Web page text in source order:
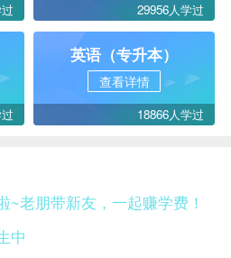
29956人学过
英语（专升本）
查看详情
18866人学过
~老朋带新友，一起赚学费！
中